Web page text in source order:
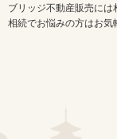
ブリッジ不動産販売には
相続でお悩みの方はお気